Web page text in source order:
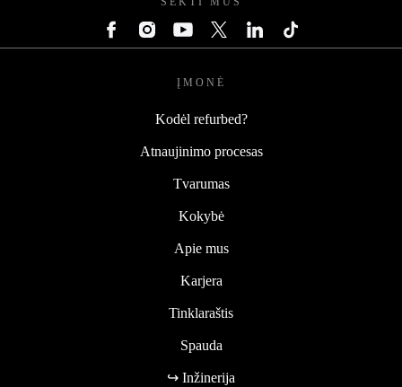
ĮMONĖ
Kodėl refurbed?
Atnaujinimo procesas
Tvarumas
Kokybė
Apie mus
Karjera
Tinklaraštis
Spauda
↪ Inžinerija